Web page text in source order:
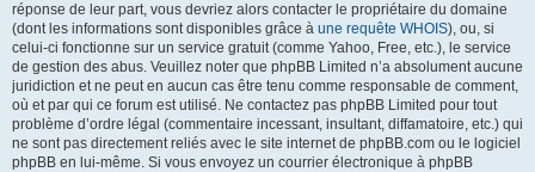
réponse de leur part, vous devriez alors contacter le propriétaire du domaine
(dont les informations sont disponibles grâce à une requête WHOIS), ou, si
celui-ci fonctionne sur un service gratuit (comme Yahoo, Free, etc.), le service
de gestion des abus. Veuillez noter que phpBB Limited n’a absolument aucune
juridiction et ne peut en aucun cas être tenu comme responsable de comment,
où et par qui ce forum est utilisé. Ne contactez pas phpBB Limited pour tout
problème d’ordre légal (commentaire incessant, insultant, diffamatoire, etc.) qui
ne sont pas directement reliés avec le site internet de phpBB.com ou le logiciel
phpBB en lui-même. Si vous envoyez un courrier électronique à phpBB